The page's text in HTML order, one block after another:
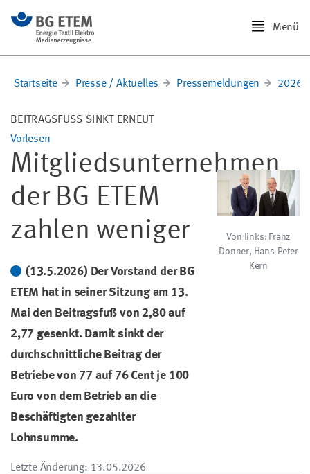
Menü
Startseite Presse / Aktuelles Pressemeldungen 2026
BEITRAGSFUSS SINKT ERNEUT
Vorlesen
Mitgliedsunternehmen
der BG ETEM
zahlen weniger
(13.5.2026) Der Vorstand der BG
ETEM hat in seiner Sitzung am 13.
Mai den Beitragsfuß von 2,80 auf
2,77 gesenkt. Damit sinkt der
durchschnittliche Beitrag der
Betriebe von 77 auf 76 Cent je 100
Euro von dem Betrieb an die
Beschäftigten gezahlter
Lohnsumme.
Von links: Franz
Donner, Hans-Peter
Kern
Letzte Änderung: 13.05.2026